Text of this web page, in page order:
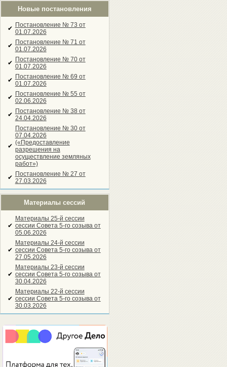
Новые постановления
✔ Постановление № 73 от
01.07.2026
✔ Постановление № 71 от
01.07.2026
✔ Постановление № 70 от
01.07.2026
✔ Постановление № 69 от
01.07.2026
✔ Постановление № 55 от
02.06.2026
✔ Постановление № 38 от
24.04.2026
✔
Постановление № 30 от
07.04.2026
(«Предоставление
разрешения на
осуществление земляных
работ»)
✔ Постановление № 27 от
27.03.2026
Материалы сессий
✔
Материалы 25-й сессии
сессии Совета 5-го созыва от
05.06.2026
✔
Материалы 24-й сессии
сессии Совета 5-го созыва от
27.05.2026
✔
Материалы 23-й сессии
сессии Совета 5-го созыва от
30.04.2026
✔
Материалы 22-й сессии
сессии Совета 5-го созыва от
30.03.2026